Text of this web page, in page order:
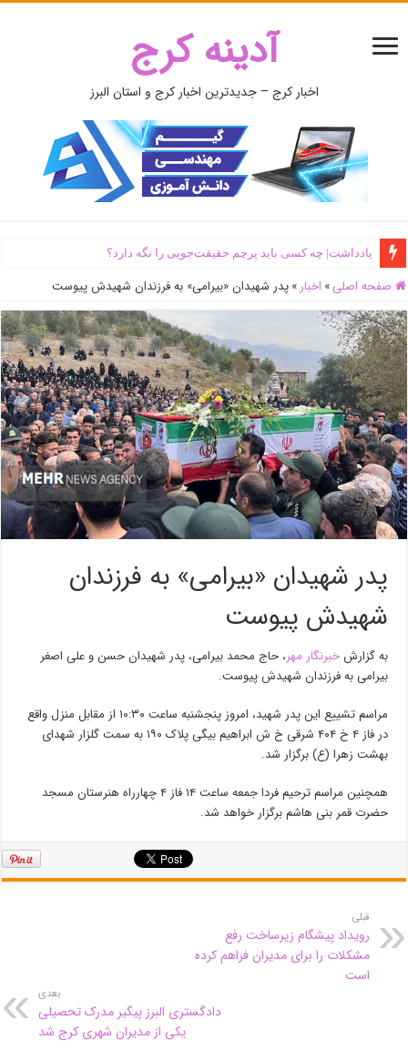
آدینه کرج
اخبار کرج – جدیدترین اخبار کرج و استان البرز
یادداشت| ‌چه کسی باید پرچم حقیقت‌جویی را نگه دارد؟
صفحه اصلی » اخبار » پدر شهیدان «بیرامی» به فرزندان شهیدش پیوست
پدر شهیدان «بیرامی» به فرزندان
شهیدش پیوست
به گزارشخبرنگار مهر، حاج محمد بیرامی، پدر شهیدان حسن و علی اصغر
بیرامی به فرزندان شهیدش پیوست.
مراسم تشییع این پدر شهید، امروز پنجشنبه ساعت ۱۰:۳۰ از مقابل منزل واقع
در فاز ۴ خ ۴۰۴ شرقی خ ش ابراهیم بیگی پلاک ۱۹۰ به سمت گلزار شهدای
بهشت زهرا (ع) برگزار شد.
همچنین مراسم ترحیم فردا جمعه ساعت ۱۴ فاز ۴ چهارراه هنرستان مسجد
حضرت قمر بنی هاشم برگزار خواهد شد.
قبلی
رویداد پیشگام زیرساخت رفع
مشکلات را برای مدیران فراهم کرده
است
بعدی
دادگستری البرز پیگیر مدرک تحصیلی
یکی از مدیران شهری کرج شد